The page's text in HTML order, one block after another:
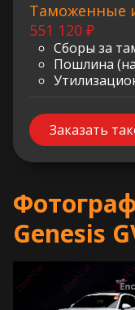
Таможенные
551 120 ₽
Сборы за
Пошлина
Заказать
Genesis